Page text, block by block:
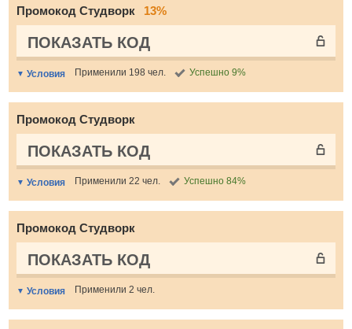
Промокод Студворк 13%
ПОКАЗАТЬ КОД
Условия Применили 198 чел. Успешно 9%
Промокод Студворк
ПОКАЗАТЬ КОД
Условия Применили 22 чел. Успешно 84%
Промокод Студворк
ПОКАЗАТЬ КОД
Условия Применили 2 чел.